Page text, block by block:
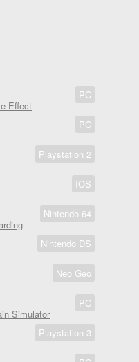
PC
Effect
PC
Playstation 2
IOS
Nintendo 64
Nintendo DS
Neo Geo
PC
Simulator
Playstation 3